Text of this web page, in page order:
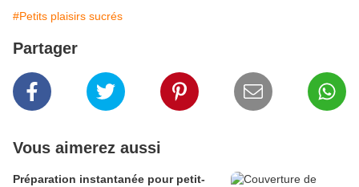
#Petits plaisirs sucrés
Partager
Vous aimerez aussi
Préparation instantanée pour petit-